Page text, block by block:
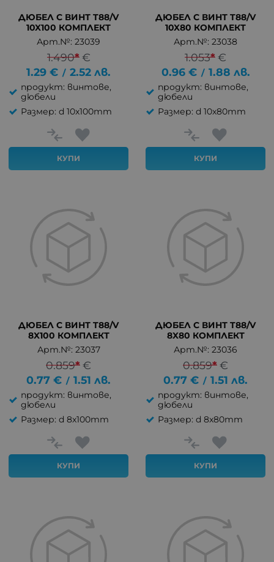
ДЮБЕЛ С ВИНТ T88/V
10X100 КОМПЛЕКТ
Арт.№: 23039
1.490* €
1.29 € / 2.52 лв.
продукт: винтове,
дюбели
Размер: d 10x100mm
КУПИ
ДЮБЕЛ С ВИНТ T88/V
10X80 КОМПЛЕКТ
Арт.№: 23038
1.053*€
0.96 € / 1.88 лв.
продукт: винтове,
дюбели
Размер: d 10x80mm
КУПИ
ДЮБЕЛ С ВИНТ T88/V
8X100 КОМПЛЕКТ
Арт.№: 23037
0.859*€
0.77 € / 1.51 лв.
продукт: винтове,
дюбели
Размер: d 8x100mm
КУПИ
ДЮБЕЛ С ВИНТ T88/V
8X80 КОМПЛЕКТ
Арт.№: 23036
0.859*€
0.77 € / 1.51 лв.
продукт: винтове,
дюбели
Размер: d 8x80mm
КУПИ